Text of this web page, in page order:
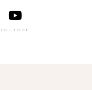
YOUTUBE